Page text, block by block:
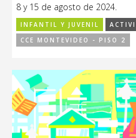
8 y 15 de agosto de 2024.
INFANTIL Y JUVENIL
CCE MONTEVIDEO - PISO 2